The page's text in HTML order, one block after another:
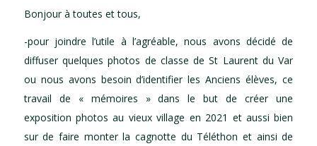
Bonjour à toutes et tous,
-pour joindre l’utile à l’agréable, nous avons décidé de
diffuser quelques photos de classe de St Laurent du Var
ou nous avons besoin d’identifier les Anciens élèves, ce
travail de « mémoires » dans le but de créer une
exposition photos au vieux village en 2021 et aussi bien
sur de faire monter la cagnotte du Téléthon et ainsi de